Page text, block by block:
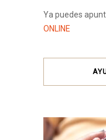
Ya puedes
ONLINE